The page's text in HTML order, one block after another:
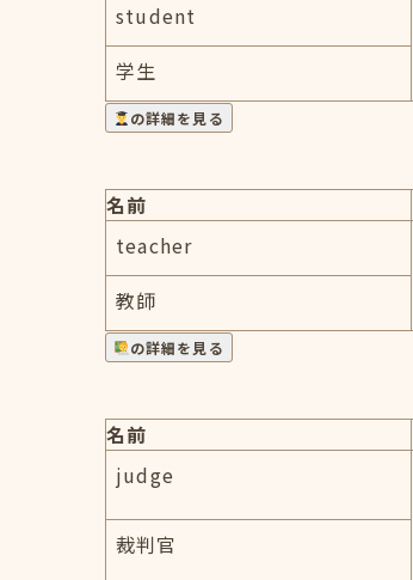
student
学生
の詳細を見る
名前
teacher
教師
の詳細を見る
名前
judge
裁判官